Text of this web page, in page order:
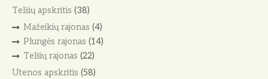
Telšių apskritis (38)
Mažeikių rajonas (4)
Plungės rajonas (14)
Telšių rajonas (22)
Utenos apskritis (58)